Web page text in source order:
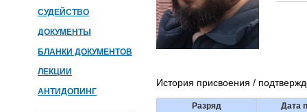
СУДЕЙСТВО
ДОКУМЕНТЫ
БЛАНКИ ДОКУМЕНТОВ
ЛЕКЦИИ
АНТИДОПИНГ
История присвоения /
Разряд
Дата